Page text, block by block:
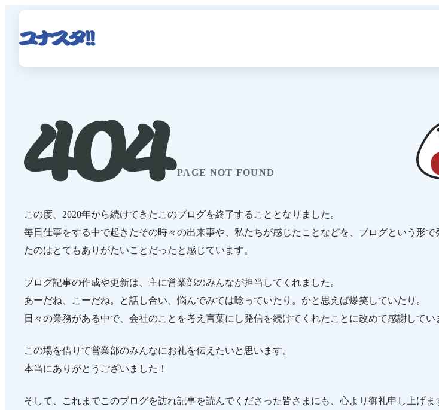
PAGE NOT FOUND
この度、2020年から続けてきたこのブログを終了することとなりました。
毎日仕事をする中で起きたその時々の出来事や、私たちが感じたことなどを、ブログという形で
たのはとてもありがたいことだったと感じています。
ブログ記事の作成や更新は、主に営業部のみんなが担当してくれました。
あーだね、こーだね。と話し合い、悩んでみては唸っていたり。かと思えば爆笑していたり。
日々の業務がある中で、会社のことを考え言葉にし発信を続けてくれたことに改めて感謝してい
この場を借りて営業部のみんなにお礼を伝えたいと思います。
本当にありがとうございました！
そして、これまでこのブログを訪れ記事を読んでくださった皆さまにも、心より御礼申し上げま